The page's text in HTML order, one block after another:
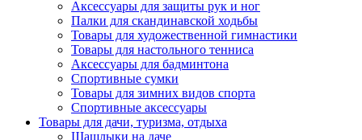
Аксессуары для защиты рук и ног
Палки для скандинавской ходьбы
Товары для художественной гимнастики
Товары для настольного тенниса
Аксессуары для бадминтона
Спортивные сумки
Товары для зимних видов спорта
Спортивные аксессуары
Товары для дачи, туризма, отдыха
Шашлыки на даче